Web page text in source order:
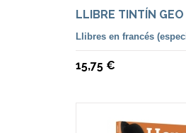
LLIBRE TINTÍN
Llibres en francés
15,75 €